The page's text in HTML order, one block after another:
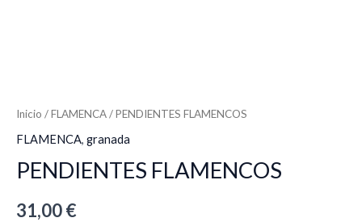
Inicio /FLAMENCA/ PENDIENTES FLAMENCOS
FLAMENCA, granada
PENDIENTES FLAMENCOS
31,00€